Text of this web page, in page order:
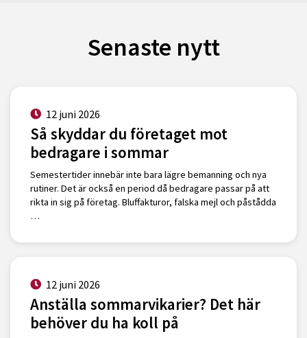
Senaste nytt
12 juni 2026
Så skyddar du företaget mot
bedragare i sommar
Semestertider innebär inte bara lägre bemanning och nya
rutiner. Det är också en period då bedragare passar på att
rikta in sig på företag. Bluffakturor, falska mejl och påstådda
…
12 juni 2026
Anställa sommarvikarier? Det här
behöver du ha koll på